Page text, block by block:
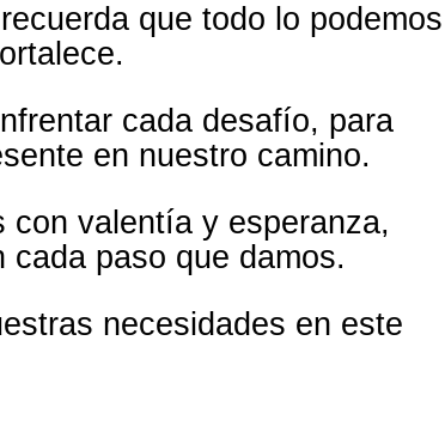
que todo lo podemos
cada desafío, para
en nuestro camino.
con valentía y esperanza,
paso que damos.
necesidades en este